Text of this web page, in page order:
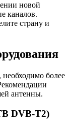
новой
каналов.
страну и
необходимо более
антенны.
DVB-T2)